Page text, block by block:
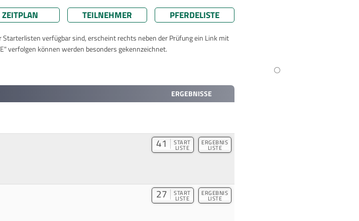
ZEITPLAN TEILNEHMER PFERDELISTE
verfügbar sind, erscheint rechts neben der Prüfung ein Link mit
verfolgen können werden besonders gekennzeichnet.
ERGEBNISSE
41 START
LISTE
ERGEBNIS
LISTE
27 START
LISTE
ERGEBNIS
LISTE